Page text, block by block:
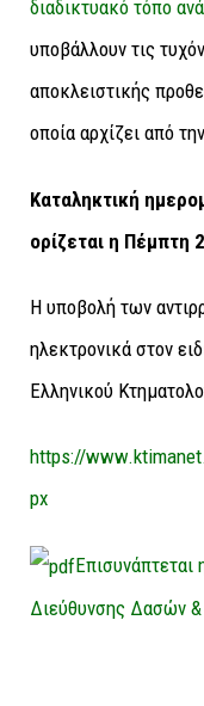
διαδικτυακό τόπο
υποβάλλουν τις
αποκλειστικής
οποία αρχίζει από
Καταληκτική
ορίζεται η Πέμπτη
Η υποβολή των
ηλεκτρονικά στον
Ελληνικού
https://
px
Επισυνάπτεται
Διεύθυνσης Δασών